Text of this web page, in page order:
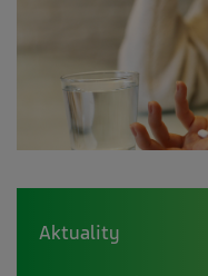
Aktuality